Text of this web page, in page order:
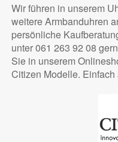
Wir führen in unserem
weitere Armbanduhren
persönliche
unter 061 263 92 08
Sie in unserem
Citizen Modelle. Einfach